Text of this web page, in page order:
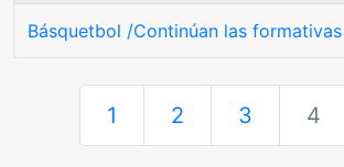
Básquetbol /Continúan las formativas
1 2 3 4